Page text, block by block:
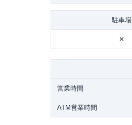
駐車場
✕
営業時間
ATM営業時間